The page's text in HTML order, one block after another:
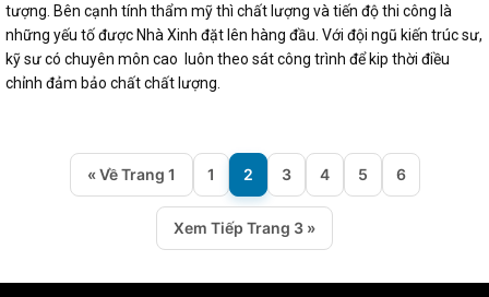
tượng. Bên cạnh tính thẩm mỹ thì chất lượng và tiến độ thi công là
những yếu tố được Nhà Xinh đặt lên hàng đầu. Với đội ngũ kiến trúc sư,
kỹ sư có chuyên môn cao luôn theo sát công trình để kip thời điều
chỉnh đảm bảo chất chất lượng.
« Về Trang 1 1 2 3 4 5 6
Xem Tiếp Trang 3 »